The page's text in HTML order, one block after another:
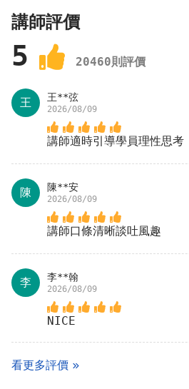
講師評價
5 20460則評價
王 王**弦
2026/08/09
講師適時引導學員理性思考
陳 陳**安
2026/08/09
講師口條清晰談吐風趣
李 李**翰
2026/08/09
NICE
看更多評價